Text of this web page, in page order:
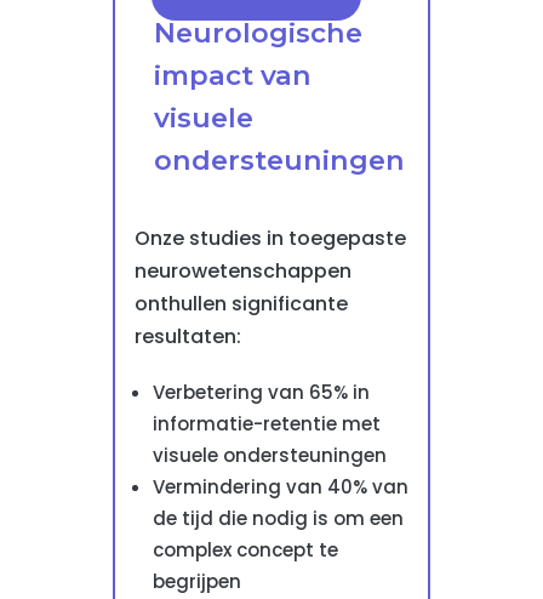
Neurologische
impact van
visuele
ondersteuningen
Onze studies in toegepaste
neurowetenschappen
onthullen significante
resultaten:
Verbetering van 65% in
informatie-retentie met
visuele ondersteuningen
Vermindering van 40% van
de tijd die nodig is om een
complex concept te
begrijpen